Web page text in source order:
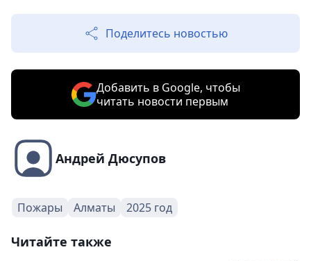
Поделитесь новостью
Добавить в Google, чтобы
читать новости первым
Андрей Дюсупов
Пожары Алматы 2025 год
Читайте также